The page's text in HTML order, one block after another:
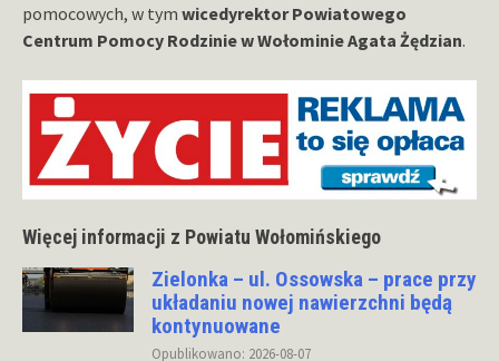
pomocowych, w tym wicedyrektor Powiatowego
Centrum Pomocy Rodzinie w Wołominie Agata Żędzian.
Więcej informacji z Powiatu Wołomińskiego
Zielonka – ul. Ossowska – prace przy
układaniu nowej nawierzchni będą
kontynuowane
Opublikowano: 2026-08-07